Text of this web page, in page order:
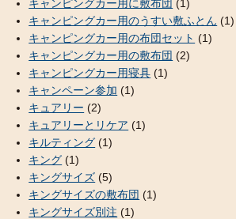
キャンピングカー用に敷布団 (1)
キャンピングカー用のうすい敷ふとん (1)
キャンピングカー用の布団セット (1)
キャンピングカー用の敷布団 (2)
キャンピングカー用寝具 (1)
キャンペーン参加 (1)
キュアリー (2)
キュアリーとリケア (1)
キルティング (1)
キング (1)
キングサイズ (5)
キングサイズの敷布団 (1)
キングサイズ別注 (1)